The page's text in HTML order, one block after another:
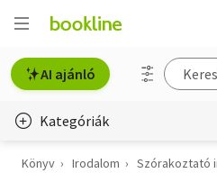
AI ajánló
Kategóriák
Életmód, egészség
Könyv Irodalom Szórakoztató